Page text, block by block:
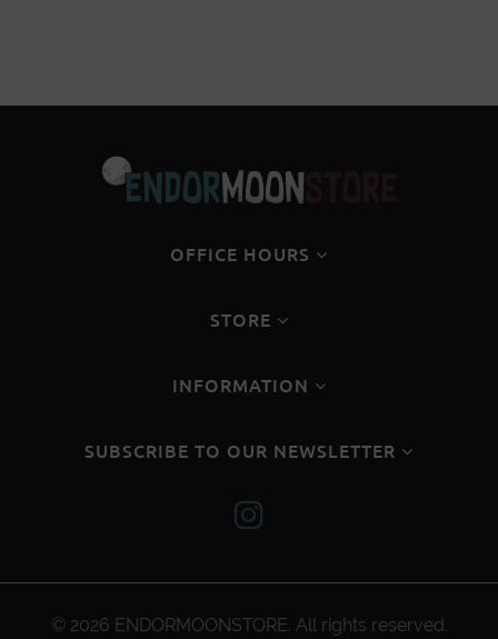
OFFICE HOURS
STORE
INFORMATION
SUBSCRIBE TO OUR NEWSLETTER
© 2026 ENDORMOONSTORE. All rights reserved.